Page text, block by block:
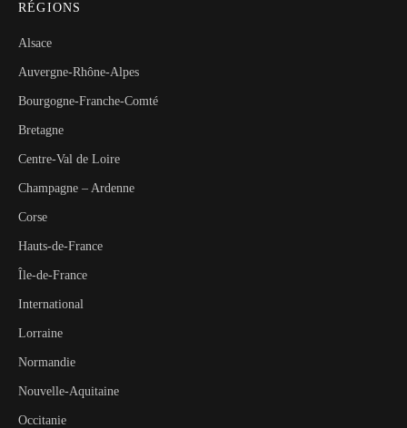
RÉGIONS
Alsace
Auvergne-Rhône-Alpes
Bourgogne-Franche-Comté
Bretagne
Centre-Val de Loire
Champagne – Ardenne
Corse
Hauts-de-France
Île-de-France
International
Lorraine
Normandie
Nouvelle-Aquitaine
Occitanie